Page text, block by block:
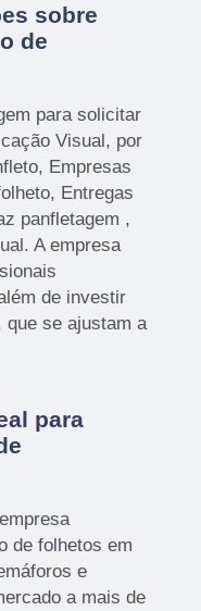
sobre
de
para solicitar
Visual, por
Empresas
Entregas
panfletagem ,
A empresa
de investir
que se ajustam a
para
de folhetos em
e
a mais de